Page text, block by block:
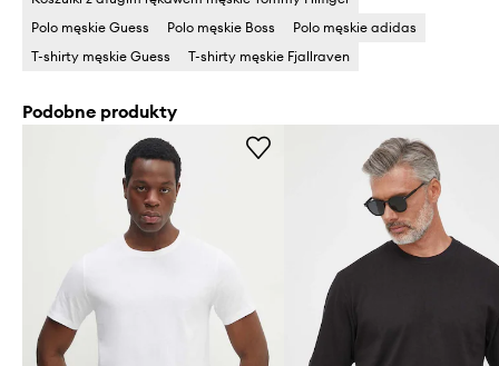
Polo męskie Guess
Polo męskie Boss
Polo męskie adidas
T-shirty męskie Guess
T-shirty męskie Fjallraven
Podobne produkty